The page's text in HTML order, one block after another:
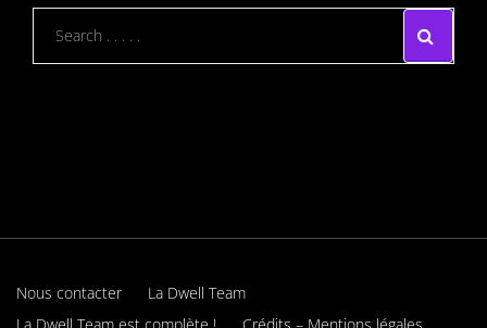
Nous contacter
La Dwell Team